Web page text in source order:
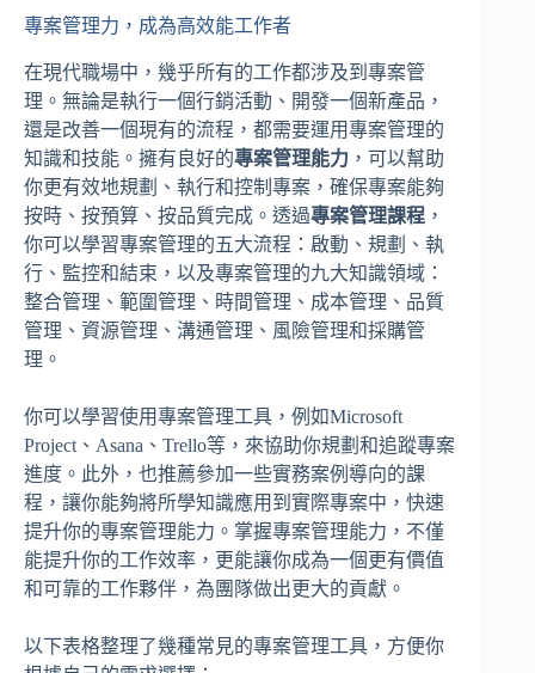
專案管理力，成為高效能工作者
在現代職場中，幾乎所有的工作都涉及到專案管
理。無論是執行一個行銷活動、開發一個新產品，
還是改善一個現有的流程，都需要運用專案管理的
知識和技能。擁有良好的專案管理能力 ，可以幫助
你更有效地規劃、執行和控制專案，確保專案能夠
按時、按預算、按品質完成。透過專案管理課程 ，
你可以學習專案管理的五大流程：啟動、規劃、執
行、監控和結束，以及專案管理的九大知識領域：
整合管理、範圍管理、時間管理、成本管理、品質
管理、資源管理、溝通管理、風險管理和採購管
理。
你可以學習使用專案管理工具，例如Microsoft
Project、Asana、Trello等，來協助你規劃和追蹤專案
進度。此外，也推薦參加一些實務案例導向的課
程，讓你能夠將所學知識應用到實際專案中，快速
提升你的專案管理能力。掌握專案管理能力，不僅
能提升你的工作效率，更能讓你成為一個更有價值
和可靠的工作夥伴，為團隊做出更大的貢獻。
以下表格整理了幾種常見的專案管理工具，方便你